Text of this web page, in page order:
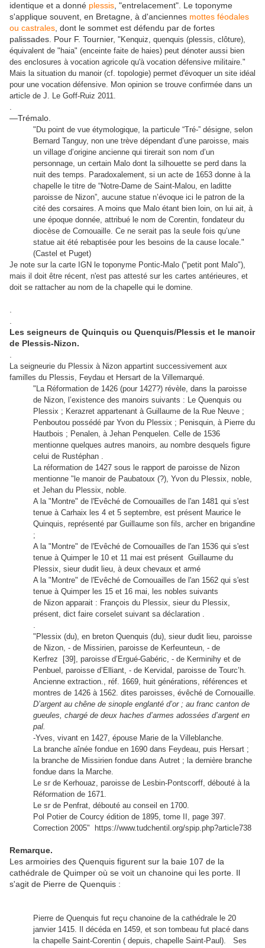
identique et a donné plessis , "entrelacement". Le toponyme
s'applique souvent, en Bretagne, à d'anciennes mottes féodales
ou castrales , dont le sommet est défendu par de fortes
palissades. Pour F. Tournier, "Kenquiz, quenquis (plessis, clôture),
équivalent de "haia" (enceinte faite de haies) peut dénoter aussi bien
des enclosures à vocation agricole qu'à vocation défensive militaire."
Mais la situation du manoir (cf. topologie) permet d'évoquer un site idéal
pour une vocation défensive. Mon opinion se trouve confirmée dans un
article de J. Le Goff-Ruiz 2011.
—Trémalo.
"Du point de vue étymologique, la particule “Tré-” désigne, selon
Bernard Tanguy, non une trève dépendant d’une paroisse, mais
un village d’origine ancienne qui tirerait son nom d’un
personnage, un certain Malo dont la silhouette se perd dans la
nuit des temps. Paradoxalement, si un acte de 1653 donne à la
chapelle le titre de “Notre-Dame de Saint-Malou, en laditte
paroisse de Nizon”, aucune statue n’évoque ici le patron de la
cité des corsaires. A moins que Malo étant bien loin, on lui ait, à
une époque donnée, attribué le nom de Corentin, fondateur du
diocèse de Cornouaille. Ce ne serait pas la seule fois qu’une
statue ait été rebaptisée pour les besoins de la cause locale."
(Castel et Puget)
Je note sur la carte IGN le toponyme Pontic-Malo ("petit pont Malo"),
mais il doit être récent, n'est pas attesté sur les cartes antérieures, et
doit se rattacher au nom de la chapelle qui le domine.
Les seigneurs de Quinquis ou Quenquis/Plessis et le manoir
de Plessis-Nizon.
La seigneurie du Plessix à Nizon appartint successivement aux
familles du Plessis, Feydau et Hersart de la Villemarqué.
"La Réformation de 1426 (pour 1427?) révèle, dans la paroisse
de Nizon, l’existence des manoirs suivants : Le Quenquis ou
Plessix ; Kerazret appartenant à Guillaume de la Rue Neuve ;
Penboutou possédé par Yvon du Plessix ; Penisquin, à Pierre du
Hautbois ; Penalen, à Jehan Penquelen. Celle de 1536
mentionne quelques autres manoirs, au nombre desquels figure
celui de Rustéphan .
La réformation de 1427 sous le rapport de paroisse de Nizon
mentionne "le manoir de Paubatoux (?), Yvon du Plessix, noble,
et Jehan du Plessix, noble.
A la "Montre" de l'Evêché de Cornouailles de l'an 1481 qui s'est
tenue à Carhaix les 4 et 5 septembre, est présent Maurice le
Quinquis, représenté par Guillaume son fils, archer en brigandine
;
A la "Montre" de l'Evêché de Cornouailles de l'an 1536 qui s'est
tenue à Quimper le 10 et 11 mai est présent Guillaume du
Plessix, sieur dudit lieu, à deux chevaux et armé
A la "Montre" de l'Evêché de Cornouailles de l'an 1562 qui s'est
tenue à Quimper les 15 et 16 mai, les nobles suivants
de Nizon apparait : François du Plessix, sieur du Plessix,
présent, dict faire corselet suivant sa déclaration .
"Plessix (du), en breton Quenquis (du), sieur dudit lieu, paroisse
de Nizon, - de Missirien, paroisse de Kerfeunteun, - de
Kerfrez [39], paroisse d’Ergué-Gabéric, - de Kerminihy et de
Penbuel, paroisse d’Elliant, - de Kervidal, paroisse de Tourc’h.
Ancienne extraction., réf. 1669, huit générations, références et
montres de 1426 à 1562. dites paroisses, évêché de Cornouaille.
D’argent au chêne de sinople englanté d’or ; au franc canton de
gueules, chargé de deux haches d’armes adossées d’argent en
pal.
-Yves, vivant en 1427, épouse Marie de la Villeblanche.
La branche aînée fondue en 1690 dans Feydeau, puis Hersart ;
la branche de Missirien fondue dans Autret ; la dernière branche
fondue dans la Marche.
Le sr de Kerhouaz, paroisse de Lesbin-Pontscorff, débouté à la
Réformation de 1671.
Le sr de Penfrat, débouté au conseil en 1700.
Pol Potier de Courcy édition de 1895, tome II, page 397.
Correction 2005"
https://www.tudchentil.org/spip.php?article738
Remarque.
Les armoiries des Quenquis figurent sur la baie 107 de la
cathédrale de Quimper où se voit un chanoine qui les porte. Il
s'agit de Pierre de Quenquis :
Pierre de Quenquis fut reçu chanoine de la cathédrale le 20
janvier 1415. Il décéda en 1459, et son tombeau fut placé dans
la chapelle Saint-Corentin ( depuis, chapelle Saint-Paul). Ses